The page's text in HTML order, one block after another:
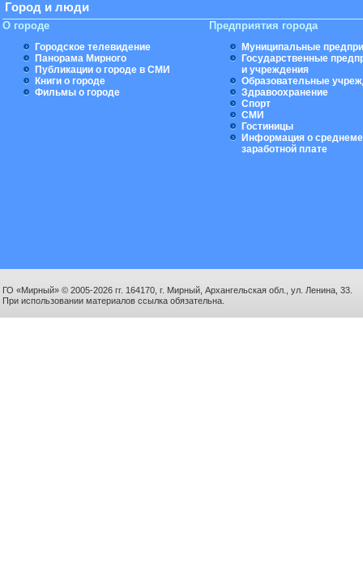
Город и люди
О городе
Городское телевидение
Панорама Мирного
Публикации о городе в СМИ
Книги о городе
Фильмы о городе
Предприятия города
Муниципальные
Государственные
и учреждения
Образовательные
Здравоохранение
Спорт
СМИ
Гостиницы
Информация о
заработной плате
ГО «Мирный» © 2005-2026 гг. 164170, г. Мирный, Архангельская обл., ул. Ленина, 33.
При использовании материалов ссылка обязательна.